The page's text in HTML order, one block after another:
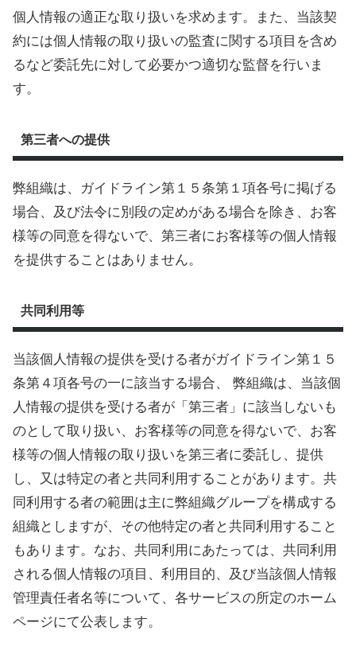
個人情報の適正な取り扱いを求めます。また、当該契
約には個人情報の取り扱いの監査に関する項目を含め
るなど委託先に対して必要かつ適切な監督を行いま
す。
第三者への提供
弊組織は、ガイドライン第１５条第１項各号に掲げる
場合、及び法令に別段の定めがある場合を除き、お客
様等の同意を得ないで、第三者にお客様等の個人情報
を提供することはありません。
共同利用等
当該個人情報の提供を受ける者がガイドライン第１５
条第４項各号の一に該当する場合、 弊組織は、当該個
人情報の提供を受ける者が「第三者」に該当しないも
のとして取り扱い、お客様等の同意を得ないで、お客
様等の個人情報の取り扱いを第三者に委託し、提供
し、又は特定の者と共同利用することがあります。共
同利用する者の範囲は主に弊組織グループを構成する
組織としますが、その他特定の者と共同利用すること
もあります。なお、共同利用にあたっては、共同利用
される個人情報の項目、利用目的、及び当該個人情報
管理責任者名等について、各サービスの所定のホーム
ページにて公表します。